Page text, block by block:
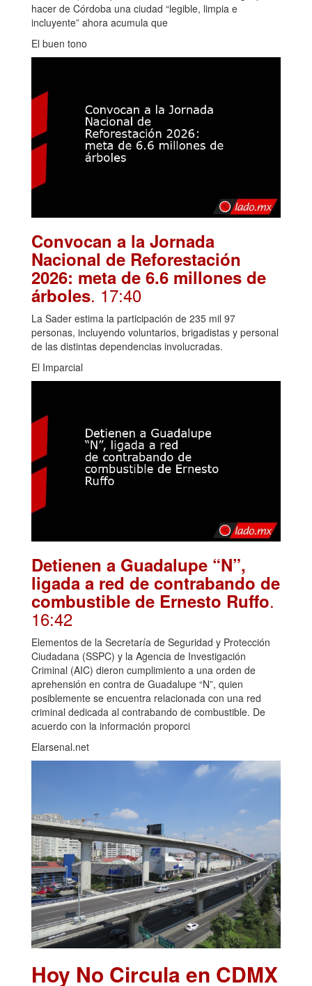
hacer de Córdoba una ciudad “legible, limpia e
incluyente” ahora acumula que
El buen tono
Convocan a la Jornada
Nacional de Reforestación
2026: meta de 6.6 millones de
árboles. 17:40
La Sader estima la participación de 235 mil 97
personas, incluyendo voluntarios, brigadistas y personal
de las distintas dependencias involucradas.
El Imparcial
Detienen a Guadalupe “N”,
ligada a red de contrabando de
combustible de Ernesto Ruffo.
16:42
Elementos de la Secretaría de Seguridad y Protección
Ciudadana (SSPC) y la Agencia de Investigación
Criminal (AIC) dieron cumplimiento a una orden de
aprehensión en contra de Guadalupe “N”, quien
posiblemente se encuentra relacionada con una red
criminal dedicada al contrabando de combustible. De
acuerdo con la información proporci
Elarsenal.net
Hoy No Circula en CDMX